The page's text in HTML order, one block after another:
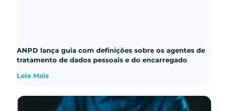
ANPD lança guia com definições sobre os agentes de
tratamento de dados pessoais e do encarregado
Leia Mais